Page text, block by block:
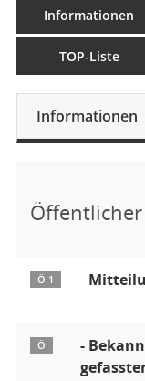
Informationen
TOP-Liste
Informationen
Ö 1
Ö
-